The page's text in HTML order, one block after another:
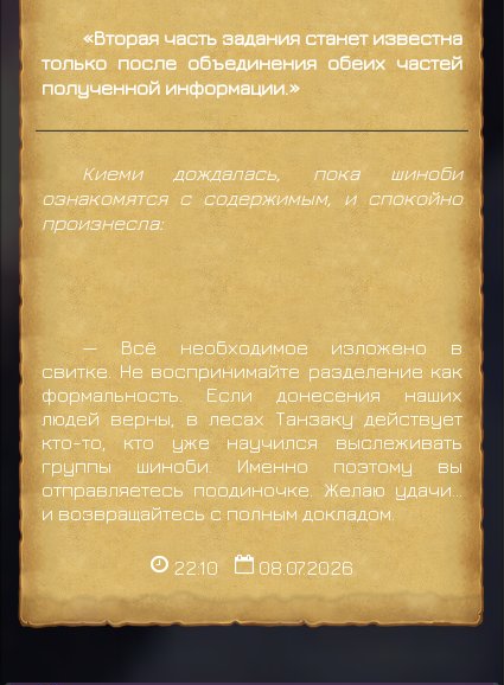
«Вторая часть задания станет известна
только после объединения обеих частей
полученной информации.»
Киеми дождалась, пока шиноби
ознакомятся с содержимым, и спокойно
произнесла:
— Всё необходимое изложено в
свитке. Не воспринимайте разделение как
формальность. Если донесения наших
людей верны, в лесах Танзаку действует
кто-то, кто уже научился выслеживать
группы шиноби. Именно поэтому вы
отправляетесь поодиночке. Желаю удачи…
и возвращайтесь с полным докладом.
22:10 08.07.2026